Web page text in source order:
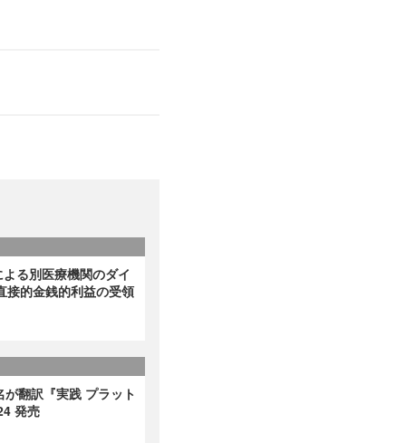
る別医療機関のダイ
接的金銭的利益の受領
翻訳『実践 プラット
発売